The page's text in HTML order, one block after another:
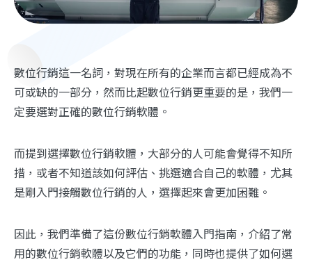
數位行銷這一名詞，對現在所有的企業而言都已經成為不
可或缺的一部分，然而比起數位行銷更重要的是，我們一
定要選對正確的數位行銷軟體。
而提到選擇數位行銷軟體，大部分的人可能會覺得不知所
措，或者不知道該如何評估、挑選適合自己的軟體，尤其
是剛入門接觸數位行銷的人，選擇起來會更加困難。
因此，我們準備了這份數位行銷軟體入門指南，介紹了常
用的數位行銷軟體以及它們的功能，同時也提供了如何選